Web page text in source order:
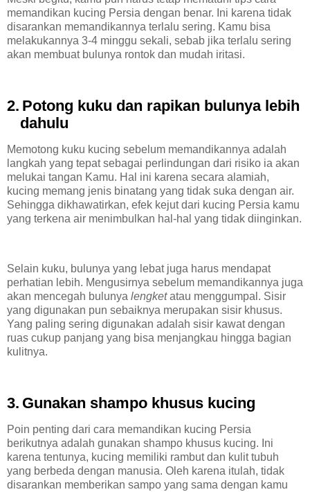
memandikan kucing Persia dengan benar. Ini karena tidak
disarankan memandikannya terlalu sering. Kamu bisa
melakukannya 3-4 minggu sekali, sebab jika terlalu sering
akan membuat bulunya rontok dan mudah iritasi.
2. Potong kuku dan rapikan bulunya lebih
dahulu
Memotong kuku kucing sebelum memandikannya adalah
langkah yang tepat sebagai perlindungan dari risiko ia akan
melukai tangan Kamu. Hal ini karena secara alamiah,
kucing memang jenis binatang yang tidak suka dengan air.
Sehingga dikhawatirkan, efek kejut dari kucing Persia kamu
yang terkena air menimbulkan hal-hal yang tidak diinginkan.
Selain kuku, bulunya yang lebat juga harus mendapat
perhatian lebih. Mengusirnya sebelum memandikannya juga
akan mencegah bulunya lengketatau menggumpal. Sisir
yang digunakan pun sebaiknya merupakan sisir khusus.
Yang paling sering digunakan adalah sisir kawat dengan
ruas cukup panjang yang bisa menjangkau hingga bagian
kulitnya.
3. Gunakan shampo khusus kucing
Poin penting dari cara memandikan kucing Persia
berikutnya adalah gunakan shampo khusus kucing. Ini
karena tentunya, kucing memiliki rambut dan kulit tubuh
yang berbeda dengan manusia. Oleh karena itulah, tidak
disarankan memberikan sampo yang sama dengan kamu